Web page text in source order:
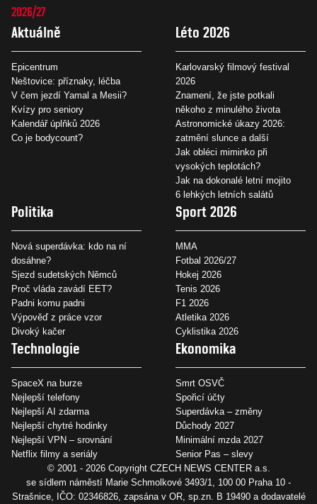
2026/27
Aktuálně
Epicentrum
Neštovice: příznaky, léčba
V čem jezdí Yamal a Mesii?
Kvízy pro seniory
Kalendář úplňků 2026
Co je bodycount?
Léto 2026
Karlovarský filmový festival
2026
Znamení, že jste potkali
někoho z minulého života
Astronomické úkazy 2026:
zatmění slunce a další
Jak obléci miminko při
vysokých teplotách?
Jak na dokonalé letní mojito
6 lehkých letních salátů
Politika
Nová superdávka: kdo na ní
dosáhne?
Sjezd sudetských Němců
Proč vláda zavádí EET?
Padni komu padni
Výpověď z práce vzor
Divoký kačer
Sport 2026
MMA
Fotbal 2026/27
Hokej 2026
Tenis 2026
F1 2026
Atletika 2026
Cyklistika 2026
Technologie
SpaceX na burze
Nejlepší telefony
Nejlepší AI zdarma
Nejlepší chytré hodinky
Nejlepší VPN – srovnání
Netflix filmy a seriály
Ekonomika
Smrt OSVČ
Spořicí účty
Superdávka – změny
Důchody 2027
Minimální mzda 2027
Senior Pas – slevy
© 2001 - 2026 Copyright CZECH NEWS CENTER a.s.
se sídlem náměstí Marie Schmolkové 3493/1, 100 00 Praha 10 -
Strašnice, IČO: 02346826, zapsána v OR, sp.zn. B 19490 a dodavatelé